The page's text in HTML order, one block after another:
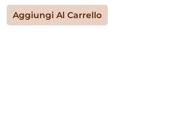
Aggiungi Al Carrello